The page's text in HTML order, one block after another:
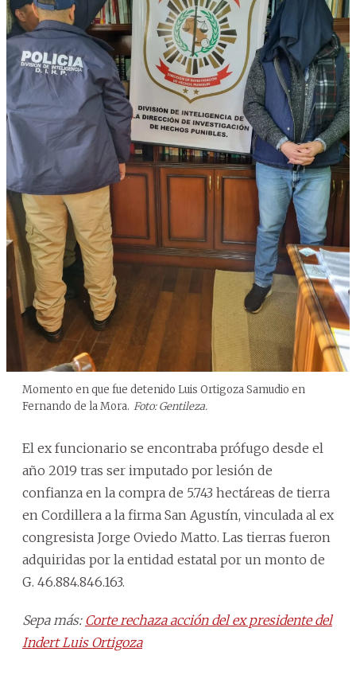
Momento en que fue detenido Luis Ortigoza Samudio en
Fernando de la Mora. Foto: Gentileza.
El ex funcionario se encontraba prófugo desde el
año 2019 tras ser imputado por lesión de
confianza en la compra de 5.743 hectáreas de tierra
en Cordillera a la firma San Agustín, vinculada al ex
congresista Jorge Oviedo Matto. Las tierras fueron
adquiridas por la entidad estatal por un monto de
G. 46.884.846.163.
Sepa más: Corte rechaza acción del ex presidente del
Indert Luis Ortigoza